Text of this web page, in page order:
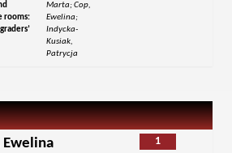
rooms:
Marta; Cop,
Ewelina;
Indycka-
Kusiak,
Patrycja
1
Ewelina